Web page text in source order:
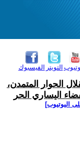
الفيسبوك التويتر
الحوار المتمدن،
اليساري الحر
اليوتيوب]